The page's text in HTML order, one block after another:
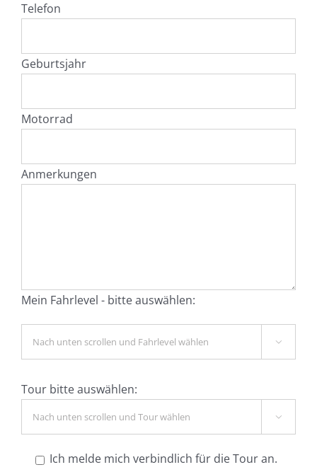
Telefon
Geburtsjahr
Motorrad
Anmerkungen
Mein Fahrlevel - bitte auswählen:

Tour bitte auswählen:

Ich melde mich verbindlich für die Tour an.